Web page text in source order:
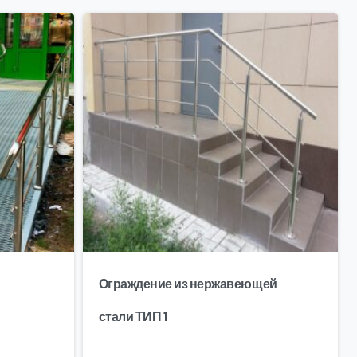
Ограждение из нержавеющей
стали ТИП 1